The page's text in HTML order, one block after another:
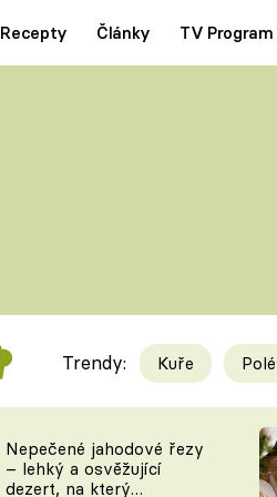
Recepty Články TV Program
Videorecepty
TEĎ VAŘÍ ŠÉF!
Trendy: Kuře
Nepečené jahodové řezy
– lehký a osvěžující
dezert, na který